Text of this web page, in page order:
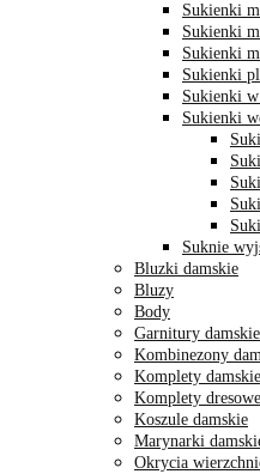
Sukienki
Sukienki
Sukienki
Sukienki
Sukienki
Sukienki
Suknie
Bluzki damskie
Bluzy
Body
Garnitury damskie
Kombinezony
Komplety damskie
Komplety dresowe
Koszule damskie
Marynarki
Okrycia